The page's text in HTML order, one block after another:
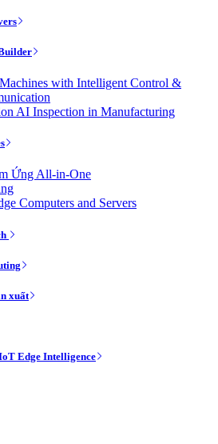
with Intelligent Control &
AI Inspection in Manufacturing
Ứng All-in-One
Computers and Servers
xuất
Edge Intelligence